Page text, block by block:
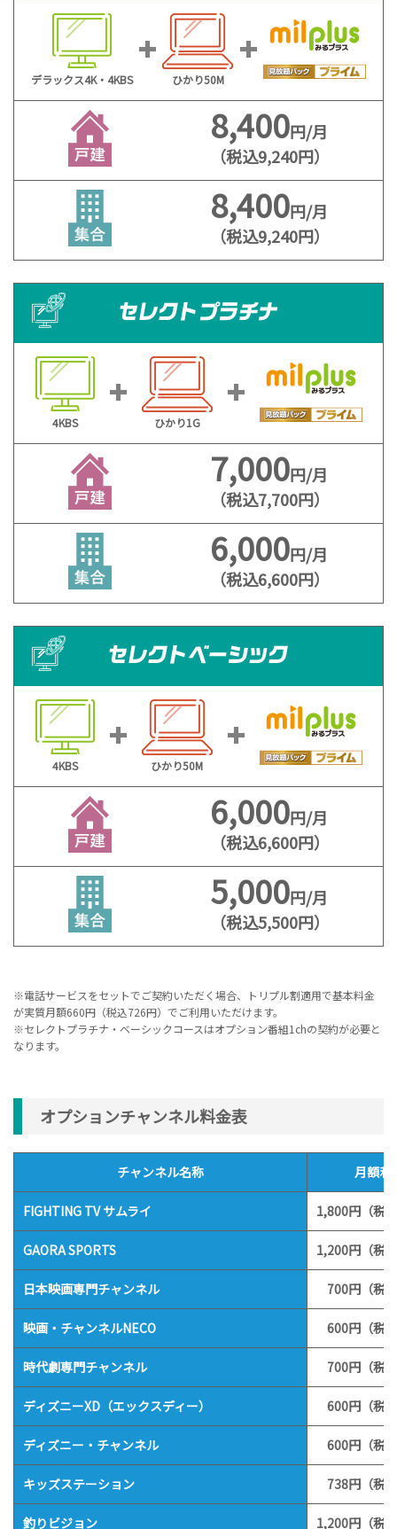
デラックス4K・4KBS ひかり50M
8,400円/月
（税込9,240円）
8,400円/月
（税込9,240円）
4KBS ひかり1G
7,000円/月
（税込7,700円）
6,000円/月
（税込6,600円）
4KBS ひかり50M
6,000円/月
（税込6,600円）
5,000円/月
（税込5,500円）
※電話サービスをセットでご契約いただく場合、トリプル割適用で基本料金
が実質月額660円（税込726円）でご利用いただけます。
※セレクトプラチナ・ベーシックコースはオプション番組1chの契約が必要と
なります。
オプションチャンネル料金表
チャンネル名称 月額利
FIGHTING TV サムライ 1,800円（税
GAORA SPORTS 1,200円（税
日本映画専門チャンネル 700円（税
映画・チャンネルNECO 600円（税
時代劇専門チャンネル 700円（税
ディズニーXD（エックスディー） 600円（税
ディズニー・チャンネル 600円（税
キッズステーション 738円（税
釣りビジョン 1,200円（税